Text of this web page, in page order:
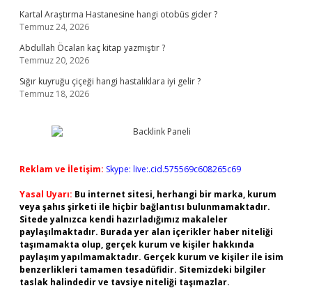
Kartal Araştırma Hastanesine hangi otobüs gider ?
Temmuz 24, 2026
Abdullah Öcalan kaç kitap yazmıştır ?
Temmuz 20, 2026
Sığır kuyruğu çiçeği hangi hastalıklara iyi gelir ?
Temmuz 18, 2026
Reklam ve İletişim: Skype: live:.cid.575569c608265c69
Yasal Uyarı: Bu internet sitesi, herhangi bir marka, kurum
veya şahıs şirketi ile hiçbir bağlantısı bulunmamaktadır.
Sitede yalnızca kendi hazırladığımız makaleler
paylaşılmaktadır. Burada yer alan içerikler haber niteliği
taşımamakta olup, gerçek kurum ve kişiler hakkında
paylaşım yapılmamaktadır. Gerçek kurum ve kişiler ile isim
benzerlikleri tamamen tesadüfidir. Sitemizdeki bilgiler
taslak halindedir ve tavsiye niteliği taşımazlar.